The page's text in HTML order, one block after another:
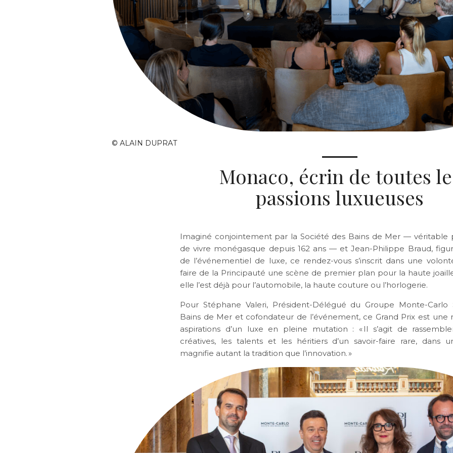
© ALAIN DUPRAT
Monaco, écrin de toutes
passions luxueuses
Imaginé conjointement par la Société des Bains de Mer — véritable
de vivre monégasque depuis 162 ans — etJean-Philippe Braud,
de l’événementiel de luxe, ce rendez-vous s’inscrit dans une
faire de la Principauté une scène de premier plan pour la haute
elle l’est déjà pour l’automobile, la haute couture ou l’horlogerie.
Pour Stéphane Valeri, Président-Délégué du Groupe Monte-Carlo
Bains de Mer et cofondateur de l’événement, ce Grand Prix est une
aspirations d’un luxe en pleine mutation : « Il s’agit de
créatives, les talents et les héritiers d’un savoir-faire rare, dans
magnifie autant la tradition que l’innovation. »